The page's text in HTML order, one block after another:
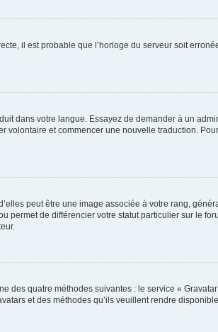
il est probable que l’horloge du serveur soit
dans votre langue. Essayez de demander à un
et commencer une nouvelle traduction.
peut être une image associée à votre rang,
de différencier votre statut particulier sur le
quatre méthodes suivantes : le service «
et des méthodes qu’ils veuillent rendre